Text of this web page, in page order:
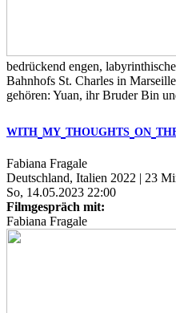
bedrückend engen,
Bahnhofs St. Charles in
gehören: Yuan, ihr Bruder Bin
WITH MY THOUGHTS ON
Fabiana Fragale
Deutschland, Italien 2022 | 23
So, 14.05.2023 22:00
Filmgespräch mit:
Fabiana Fragale